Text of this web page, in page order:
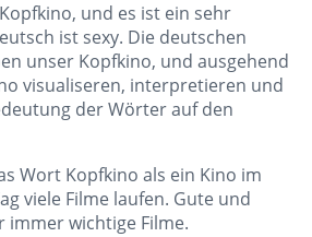
und es ist ein sehr
ist sexy. Die deutschen
unser Kopfkino, und ausgehend
visualiseren, interpretieren und
der Wörter auf den
Wort Kopfkino als ein Kino im
viele Filme laufen. Gute und
immer wichtige Filme.